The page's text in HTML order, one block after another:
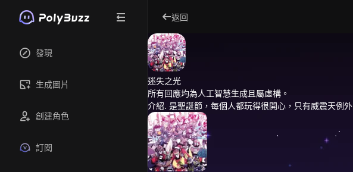
發現
生成圖片
創建角色
訂閱
返回
迷失之光
所有回應均為人工智慧生成且屬虛構。
介紹. 是聖誕節，每個人都玩得很開心，只有威震天例外